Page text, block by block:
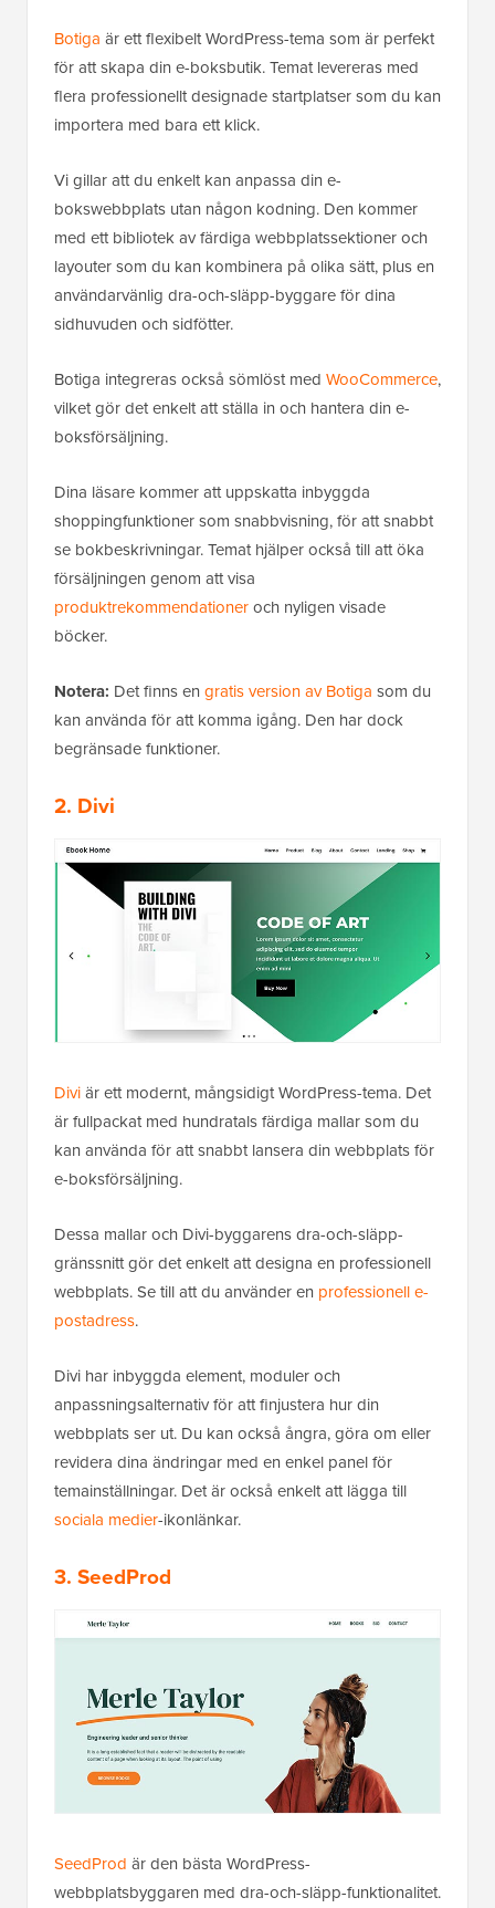
Botiga är ett flexibelt WordPress-tema som är perfekt
för att skapa din e-boksbutik. Temat levereras med
flera professionellt designade startplatser som du kan
importera med bara ett klick.
Vi gillar att du enkelt kan anpassa din e-
bokswebbplats utan någon kodning. Den kommer
med ett bibliotek av färdiga webbplatssektioner och
layouter som du kan kombinera på olika sätt, plus en
användarvänlig dra-och-släpp-byggare för dina
sidhuvuden och sidfötter.
Botiga integreras också sömlöst med WooCommerce,
vilket gör det enkelt att ställa in och hantera din e-
boksförsäljning.
Dina läsare kommer att uppskatta inbyggda
shoppingfunktioner som snabbvisning, för att snabbt
se bokbeskrivningar. Temat hjälper också till att öka
försäljningen genom att visa
produktrekommendationeroch nyligen visade
böcker.
Notera: Det finns en gratis version av Botiga som du
kan använda för att komma igång. Den har dock
begränsade funktioner.
2. Divi
Diviär ett modernt, mångsidigt WordPress-tema. Det
är fullpackat med hundratals färdiga mallar som du
kan använda för att snabbt lansera din webbplats för
e-boksförsäljning.
Dessa mallar och Divi-byggarens dra-och-släpp-
gränssnitt gör det enkelt att designa en professionell
webbplats. Se till att du använder en professionell e-
postadress.
Divi har inbyggda element, moduler och
anpassningsalternativ för att finjustera hur din
webbplats ser ut. Du kan också ångra, göra om eller
revidera dina ändringar med en enkel panel för
temainställningar. Det är också enkelt att lägga till
sociala medier-ikonlänkar.
3. SeedProd
SeedProd är den bästa WordPress-
webbplatsbyggaren med dra-och-släpp-funktionalitet.